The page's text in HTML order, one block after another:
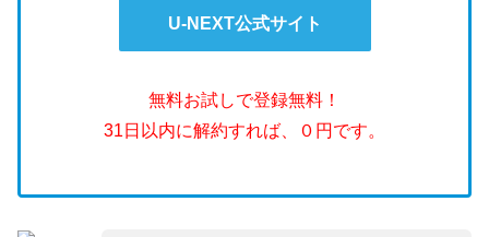
U-NEXT公式サイト
無料お試しで登録無料！
31日以内に解約すれば、０円です。